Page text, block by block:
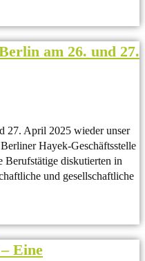
am 26. und 27.
27. April 2025 wieder unser
Hayek-Geschäftsstelle
Berufstätige diskutierten in
und gesellschaftliche
Eine